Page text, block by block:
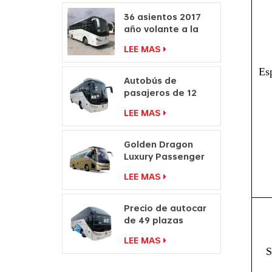
36 asientos 2017
año volante a la
fabricantes de
autocares de
pasajeros
LEE MAS
Autobús de
pasajeros de 12
Precio de autocar
Fabricantes de
autobuses de viaje
LEE MAS
Golden Dragon
Luxury Passenger
Coach Bus
LEE MAS
Precio de autocar
de 49 plazas
con doble
parabrisas a la
LEE MAS